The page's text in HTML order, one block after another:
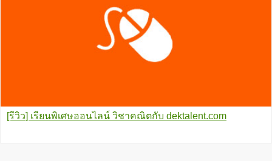
[รีวิว] เรียนพิเศษออนไลน์ วิชาคณิตกับ dektalent.com